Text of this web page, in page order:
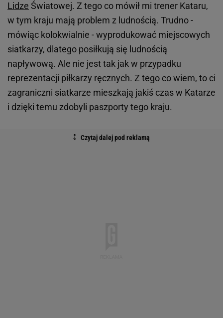
Lidze Światowej. Z tego co mówił mi trener Kataru,
w tym kraju mają problem z ludnością. Trudno -
mówiąc kolokwialnie - wyprodukować miejscowych
siatkarzy, dlatego posiłkują się ludnością
napływową. Ale nie jest tak jak w przypadku
reprezentacji piłkarzy ręcznych. Z tego co wiem, to ci
zagraniczni siatkarze mieszkają jakiś czas w Katarze
i dzięki temu zdobyli paszporty tego kraju.